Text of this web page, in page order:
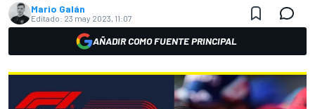
Mario Galán
Editado: 23 may 2023, 11:07
AÑADIR COMO FUENTE PRINCIPAL